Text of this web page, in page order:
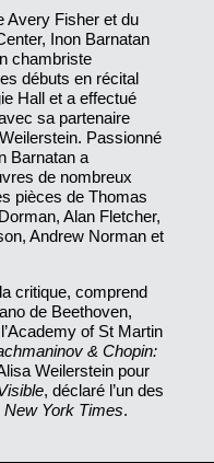
Avery Fisher et du
Inon Barnatan
chambriste
débuts en récital
Hall et a effectué
sa partenaire
Passionné
Barnatan a
de nombreux
pièces de Thomas
Alan Fletcher,
Andrew Norman et
critique, comprend
de Beethoven,
of St Martin
& Chopin:
Weilerstein pour
, déclaré l’un des
New York Times.